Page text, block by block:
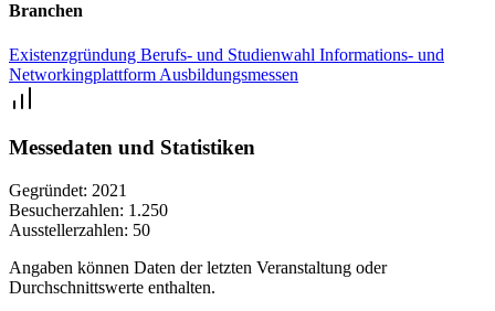
Branchen
Existenzgründung Berufs- und Studienwahl Informations- und
Networkingplattform Ausbildungsmessen
Messedaten und Statistiken
Gegründet: 2021
Besucherzahlen: 1.250
Ausstellerzahlen: 50
Angaben können Daten der letzten Veranstaltung oder
Durchschnittswerte enthalten.